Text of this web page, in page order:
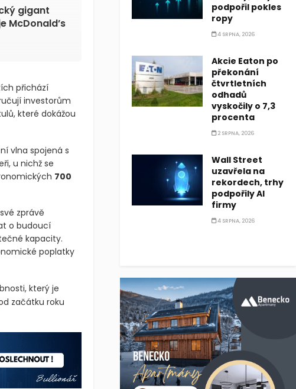
gigant
McDonald’s
přichází
investorům
které dokážou
vlna spojená s
u nichž se
700
zprávě
o budoucí
kapacity.
poplatky
který je
začátku roku
podpořil pokles
ropy
4 SRPNA, 2026
Akcie Eaton po
překonání
čtvrtletních
odhadů
vyskočily o 7,3
procenta
2 SRPNA, 2026
Wall Street
uzavřela na
rekordech, trhy
podpořily AI
firmy
4 SRPNA, 2026